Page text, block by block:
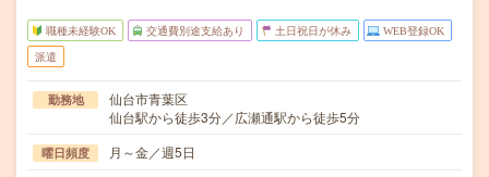
職種未経験OK 交通費別途支給あり 土日祝日が休み WEB登録OK
派遣
勤務地
仙台市青葉区
仙台駅から徒歩3分／広瀬通駅から徒歩5分
曜日頻度 月～金／週5日